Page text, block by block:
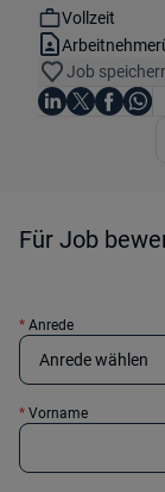
Workhours:
Vollzeit
Vertragsart:
Job
Teile diesen Job
Auf LinkedIn teilen
Auf X teilen
Auf
Auf
Für Job
* Anrede
* Vorname